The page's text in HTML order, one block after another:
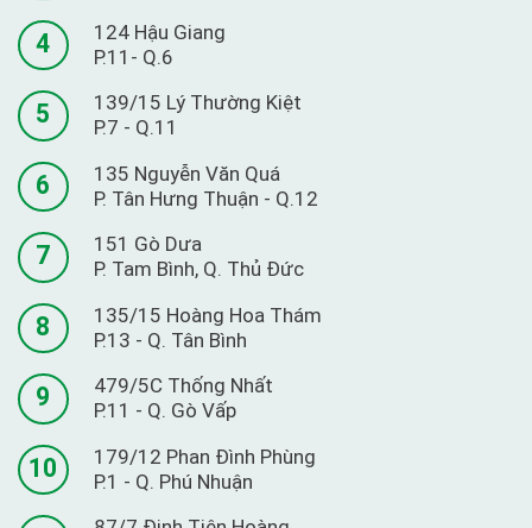
4
124 Hậu Giang
P.11- Q.6
5
139/15 Lý Thường Kiệt
P.7 - Q.11
6
135 Nguyễn Văn Quá
P. Tân Hưng Thuận - Q.12
7
151 Gò Dưa
P. Tam Bình, Q. Thủ Đức
8
135/15 Hoàng Hoa Thám
P.13 - Q. Tân Bình
9
479/5C Thống Nhất
P.11 - Q. Gò Vấp
10
179/12 Phan Đình Phùng
P.1 - Q. Phú Nhuận